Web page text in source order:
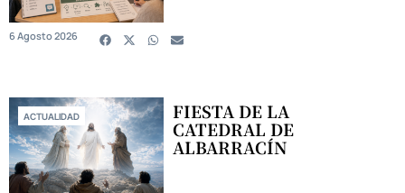
6 Agosto 2026
ACTUALIDAD FIESTA DE LA
CATEDRAL DE
ALBARRACÍN